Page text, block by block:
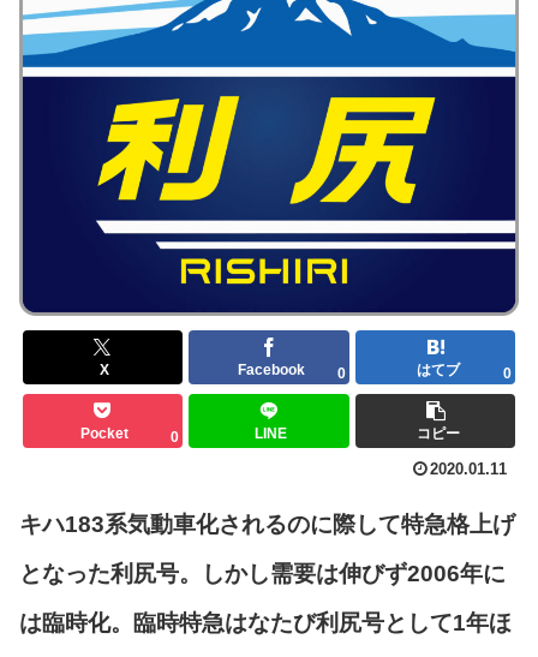
X Facebook 0 はてブ 0
Pocket 0 LINE コピー
2020.01.11
キハ183系気動車化されるのに際して特急格上げ
となった利尻号。しかし需要は伸びず2006年に
は臨時化。臨時特急はなたび利尻号として1年ほ